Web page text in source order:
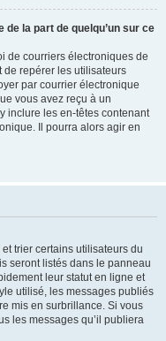
la part de quelqu’un sur ce
de courriers électroniques de
de repérer les utilisateurs
par courrier électronique
vous avez reçu à un
inclure les en-têtes contenant
Il pourra alors agir en
trier certains utilisateurs du
seront listés dans le panneau
leur statut en ligne et
utilisé, les messages publiés
mis en surbrillance. Si vous
les messages qu’il publiera